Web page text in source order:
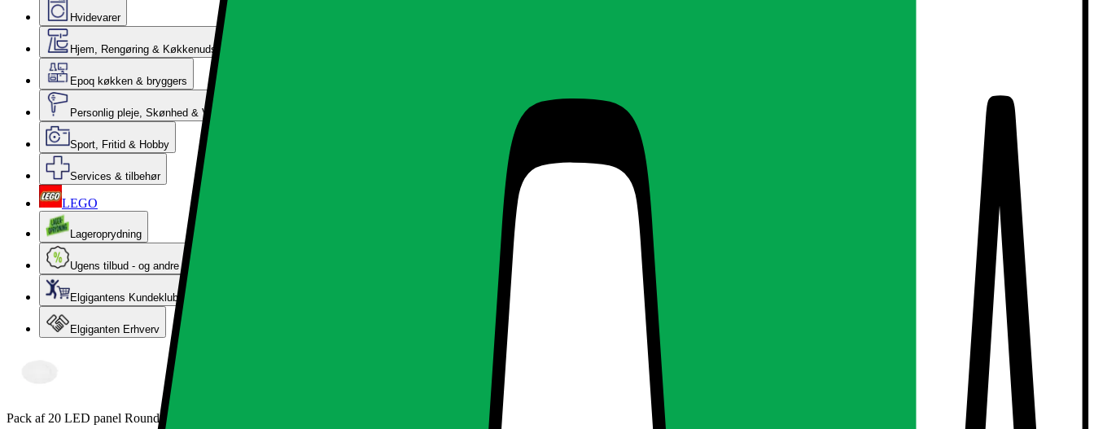
Hvidevarer
Hjem, Rengøring & Køkkenudstyr
Epoq køkken & bryggers
Personlig pleje, Skønhed & Velvære
Sport, Fritid & Hobby
Services & tilbehør
LEGO
Lageroprydning
Ugens tilbud - og andre gode priser
Elgigantens Kundeklub
Elgiganten Erhverv
Pack af 20 LED panel Round 6W overflade lys kold hvid loftslampe konstruktion